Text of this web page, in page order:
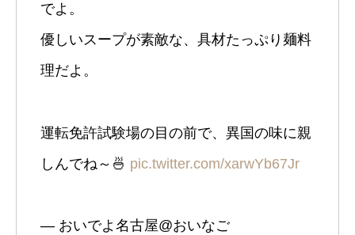
でよ。
優しいスープが素敵な、具材たっぷり麺料
理だよ。
運転免許試験場の目の前で、異国の味に親
しんでね～🍜 pic.twitter.com/xarwYb67Jr
— おいでよ名古屋@おいなご